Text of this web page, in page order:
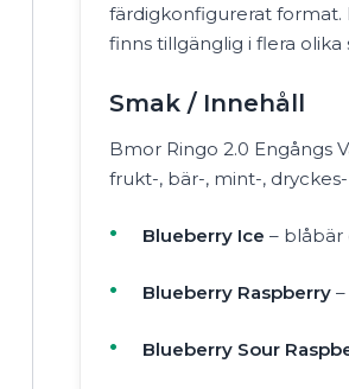
färdigkonfigurerat
finns tillgänglig i flera olika
Smak / Innehåll
Bmor Ringo 2.0 Engångs
frukt-, bär-, mint-,
Blueberry Ice – blåbär
Blueberry Raspberry
Blueberry Sour